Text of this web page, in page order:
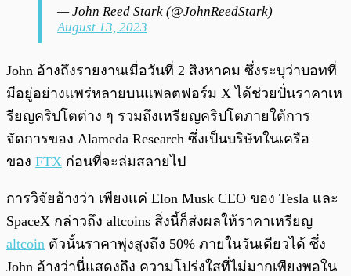
— John Reed Stark (@JohnReedStark)
August 13, 2023
John อ้างถึงรายงานเมื่อวันที่ 2 สิงหาคม ซึ่งระบุว่าบอทที่
มีอยู่อย่างแพร่หลายบนแพลตฟอร์ม X ได้ช่วยปั่นราคาเห
รียญคริปโตต่าง ๆ รวมถึงเหรียญคริปโตภายใต้การ
จัดการของ Alameda Research ซึ่งเป็นบริษัทในเครือ
ของ FTX ก่อนที่จะล่มสลายไป
การวิจัยอ้างว่า เพียงแค่ Elon Musk CEO ของ Tesla และ
SpaceX กล่าวถึง altcoins สิ่งนี้ก็ส่งผลให้ราคาเหรียญ
altcoin ตัวนั้นราคาพุ่งสูงถึง 50% ภายในวันเดียวได้ ซึ่ง
John อ้างว่านี่แสดงถึง ความโปร่งใสที่ไม่มากเพียงพอใน